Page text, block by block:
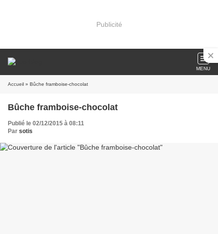
Publicité
MENU
Accueil » Bûche framboise-chocolat
Bûche framboise-chocolat
Publié le 02/12/2015 à 08:11
Par sotis